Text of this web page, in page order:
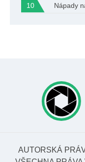
Nápady
AUTORSKÁ